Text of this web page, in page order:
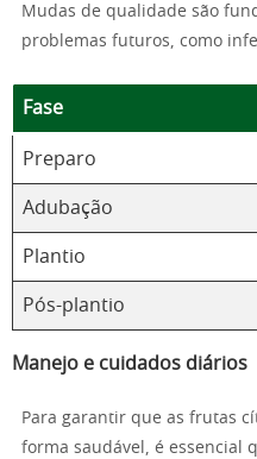
Mudas de qualidade são
problemas futuros, como
Fase
Preparo
Adubação
Plantio
Pós-plantio
Manejo e cuidados diários
Para garantir que as frutas
forma saudável, é essencial